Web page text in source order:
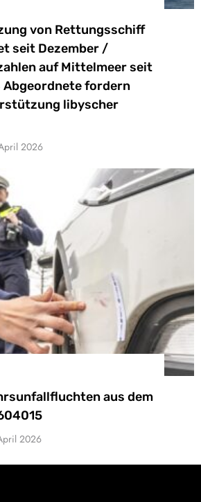
von Rettungsschiff
seit Dezember /
auf Mittelmeer seit
Abgeordnete fordern
libyscher
2026
aus dem
2026